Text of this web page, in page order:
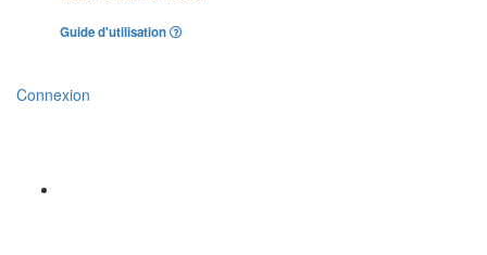
Guide d'utilisation
Connexion